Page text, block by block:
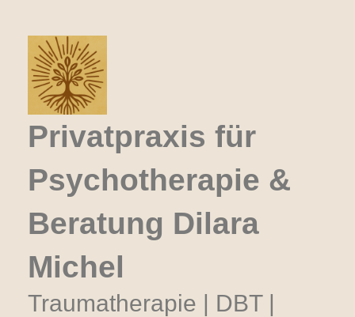
Privatpraxis für
Psychotherapie &
Beratung Dilara
Michel
Traumatherapie | DBT |
Inhalt
springen